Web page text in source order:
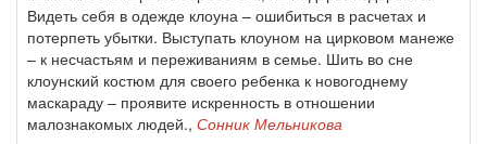
Видеть себя в одежде клоуна – ошибиться в расчетах и
потерпеть убытки. Выступать клоуном на цирковом манеже
– к несчастьям и переживаниям в семье. Шить во сне
клоунский костюм для своего ребенка к новогоднему
маскараду – проявите искренность в отношении
малознакомых людей., Сонник Мельникова